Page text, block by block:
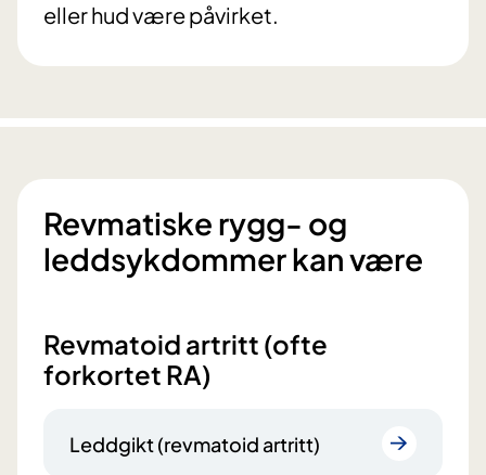
eller hud være påvirket.
Revmatiske rygg- og
leddsykdommer kan være
Revmatoid artritt (ofte
forkortet RA)
Leddgikt (revmatoid artritt)